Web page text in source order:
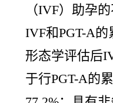
（IVF）助孕
IVF和PGT-A
形态学评估后
于行PGT-A的